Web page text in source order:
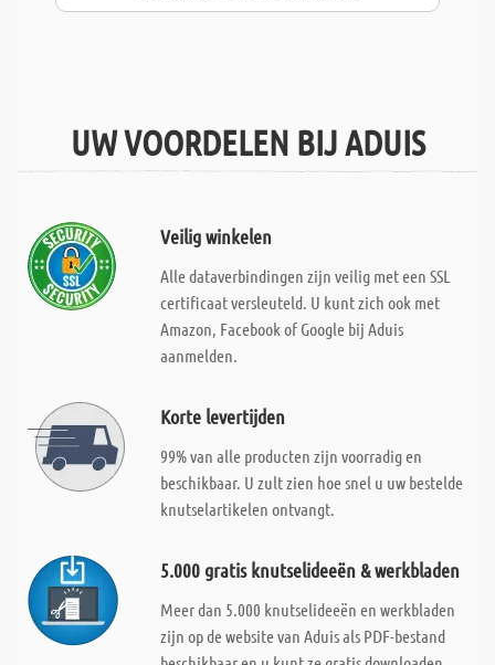
UW VOORDELEN BIJ ADUIS
Veilig winkelen
Alle dataverbindingen zijn veilig met een SSL
certificaat versleuteld. U kunt zich ook met
Amazon, Facebook of Google bij Aduis
aanmelden.
Korte levertijden
99% van alle producten zijn voorradig en
beschikbaar. U zult zien hoe snel u uw bestelde
knutselartikelen ontvangt.
5.000 gratis knutselideeën & werkbladen
Meer dan 5.000 knutselideeën en werkbladen
zijn op de website van Aduis als PDF-bestand